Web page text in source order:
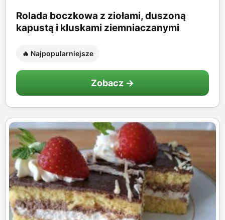
Rolada boczkowa z ziołami, duszoną
kapustą i kluskami ziemniaczanymi
🔥 Najpopularniejsze
Zobacz →